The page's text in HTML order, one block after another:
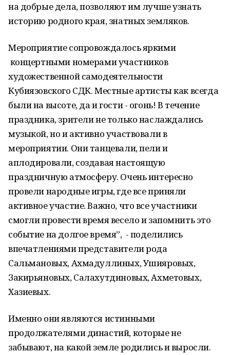
на добрые дела, позволяют им лучше узнать
историю родного края, знатных земляков.
Мероприятие сопровождалось яркими
концертными номерами участников
художественной самодеятельности
Кубиязовского СДК. Местные артисты как всегда
были на высоте, да и гости - огонь! В течение
праздника, зрители не только наслаждались
музыкой, но и активно участвовали в
мероприятии. Они танцевали, пели и
аплодировали, создавая настоящую
праздничную атмосферу. Очень интересно
провели народные игры, где все приняли
активное участие. Важно, что все участники
смогли провести время весело и запомнить это
событие на долгое время”, - поделились
впечатлениями представители рода
Сальмановых, Ахмадуллиных, Ушияровых,
Закирьяновых, Салахутдиновых, Ахметовых,
Хазиевых.
Именно они являются истинными
продолжателями династий, которые не
забывают, на какой земле родились и выросли.